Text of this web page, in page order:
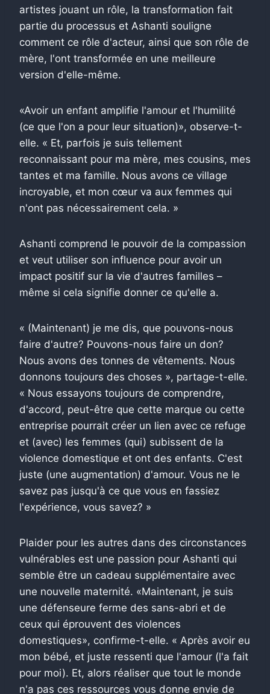
artistes jouant un rôle, la transformation fait
partie du processus et Ashanti souligne
comment ce rôle d'acteur, ainsi que son rôle de
mère, l'ont transformée en une meilleure
version d'elle-même.
«Avoir un enfant amplifie l'amour et l'humilité
(ce que l'on a pour leur situation)», observe-t-
elle. « Et, parfois je suis tellement
reconnaissant pour ma mère, mes cousins, mes
tantes et ma famille. Nous avons ce village
incroyable, et mon cœur va aux femmes qui
n'ont pas nécessairement cela. »
Ashanti comprend le pouvoir de la compassion
et veut utiliser son influence pour avoir un
impact positif sur la vie d'autres familles –
même si cela signifie donner ce qu'elle a.
« (Maintenant) je me dis, que pouvons-nous
faire d'autre? Pouvons-nous faire un don?
Nous avons des tonnes de vêtements. Nous
donnons toujours des choses », partage-t-elle.
« Nous essayons toujours de comprendre,
d'accord, peut-être que cette marque ou cette
entreprise pourrait créer un lien avec ce refuge
et (avec) les femmes (qui) subissent de la
violence domestique et ont des enfants. C'est
juste (une augmentation) d'amour. Vous ne le
savez pas jusqu'à ce que vous en fassiez
l'expérience, vous savez? »
Plaider pour les autres dans des circonstances
vulnérables est une passion pour Ashanti qui
semble être un cadeau supplémentaire avec
une nouvelle maternité. «Maintenant, je suis
une défenseure ferme des sans-abri et de
ceux qui éprouvent des violences
domestiques», confirme-t-elle. « Après avoir eu
mon bébé, et juste ressenti que l'amour (l'a fait
pour moi). Et, alors réaliser que tout le monde
n'a pas ces ressources vous donne envie de